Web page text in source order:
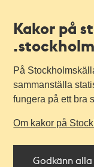
Kakor på
På
sammanställa
fungera på ett bra
Om kakor på
Godkänn